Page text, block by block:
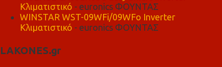
Κλιματιστικό - euronics ΦΟΥΝΤΑΣ
WINSTAR WST-09WFi/09WFo Inverter
Κλιματιστικό - euronics ΦΟΥΝΤΑΣ
LAKONES.gr